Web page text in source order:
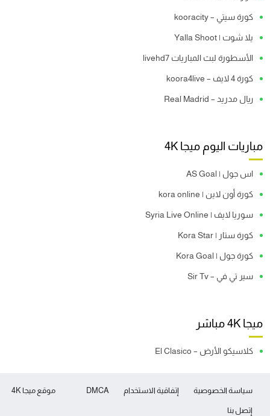
كورة سيتي – kooracity
يلا شوت | Yalla Shoot
الأسطورة لبث المباريات livehd7
كورة 4 لايف – koora4live
ريال مدريد – Real Madrid
مباريات اليوم ميجا 4K
اس جول | AS Goal
كورة أون لاين | kora online
سوريا لايف | Syria Live Online
كورة ستار | Kora Star
كورة جول | Kora Goal
سير تي في – Sir Tv
ميجا 4K مباشر
كلاسيكو الأرض – El Clasico
موقع ميجا 4K سياسة الخصوصية إتفاقية الاستخدام DMCA
إتصل بنا